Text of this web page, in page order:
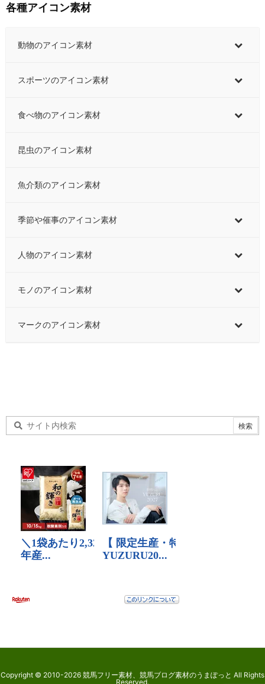
各種アイコン素材
動物のアイコン素材
スポーツのアイコン素材
食べ物のアイコン素材
昆虫のアイコン素材
魚介類のアイコン素材
季節や催事のアイコン素材
人物のアイコン素材
モノのアイコン素材
マークのアイコン素材
Copyright © 2010-2026 競馬フリー素材、競馬ブログ素材のうまぽっと All Rights
Reserved.